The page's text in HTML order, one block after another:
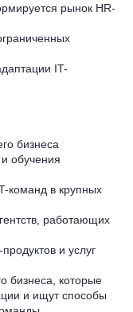
рынок HR-
IT-
бизнеса
обучения
команд в крупных
работающих
и услуг
бизнеса, которые
и ищут способы